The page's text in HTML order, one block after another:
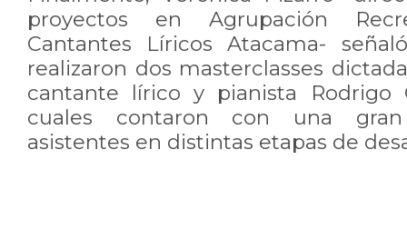
proyectos en Agrupación
Cantantes Líricos Atacama-
realizaron dos masterclasses
cantante lírico y pianista Rodrigo
cuales contaron con una
asistentes en distintas etapas de